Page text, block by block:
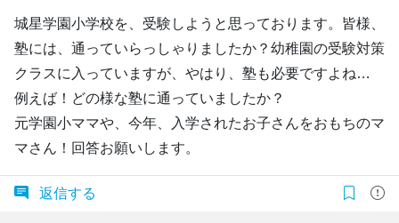
城星学園小学校を、受験しようと思っております。皆様、
塾には、通っていらっしゃりましたか？幼稚園の受験対策
クラスに入っていますが、やはり、塾も必要ですよね…
例えば！どの様な塾に通っていましたか？
元学園小ママや、今年、入学されたお子さんをおもちのマ
マさん！回答お願いします。
返信する